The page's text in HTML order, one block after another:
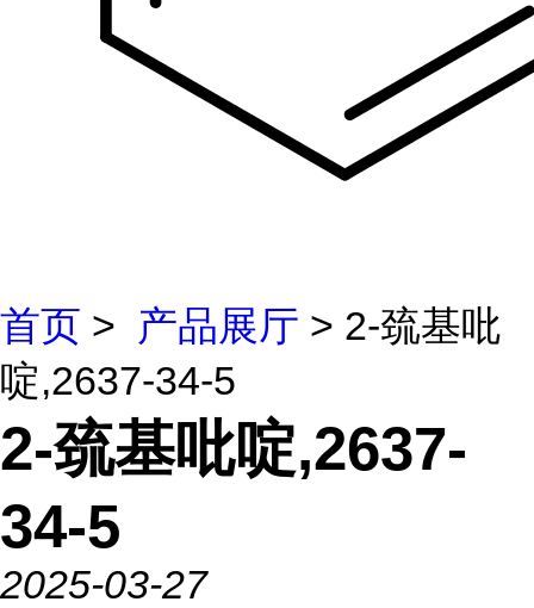
首页 > 产品展厅 > 2-巯基吡
啶,2637-34-5
2-巯基吡啶,2637-
34-5
2025-03-27